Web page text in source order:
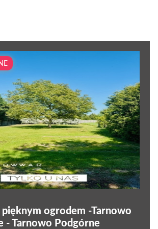
pięknym ogrodem -Tarnowo
- Tarnowo Podgórne